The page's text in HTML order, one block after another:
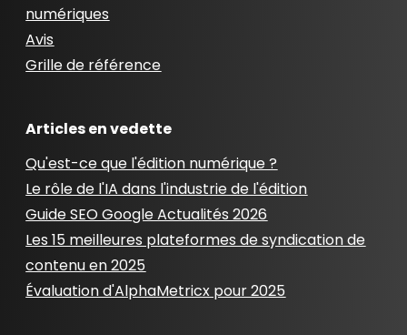
numériques
Avis
Grille de référence
Articles en vedette
Qu'est-ce que l'édition numérique ?
Le rôle de l'IA dans l'industrie de l'édition
Guide SEO Google Actualités 2026
Les 15 meilleures plateformes de syndication de
contenu en 2025
Évaluation d'AlphaMetricx pour 2025